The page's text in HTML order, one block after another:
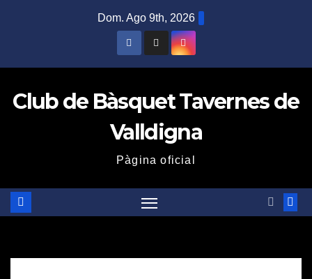
Dom. Ago 9th, 2026
Club de Bàsquet Tavernes de
Valldigna
Pàgina oficial